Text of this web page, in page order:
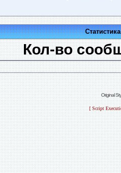
Кол-во
Original
[ Script